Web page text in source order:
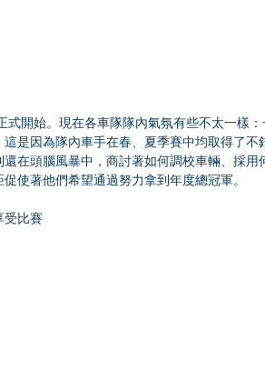
式開始。現在各車隊隊內氣氛有些不太一樣
是因為隊內車手在春、夏季賽中均取得了不
在頭腦風暴中，商討著如何調校車輛、採用
使著他們希望通過努力拿到年度總冠軍。
比賽